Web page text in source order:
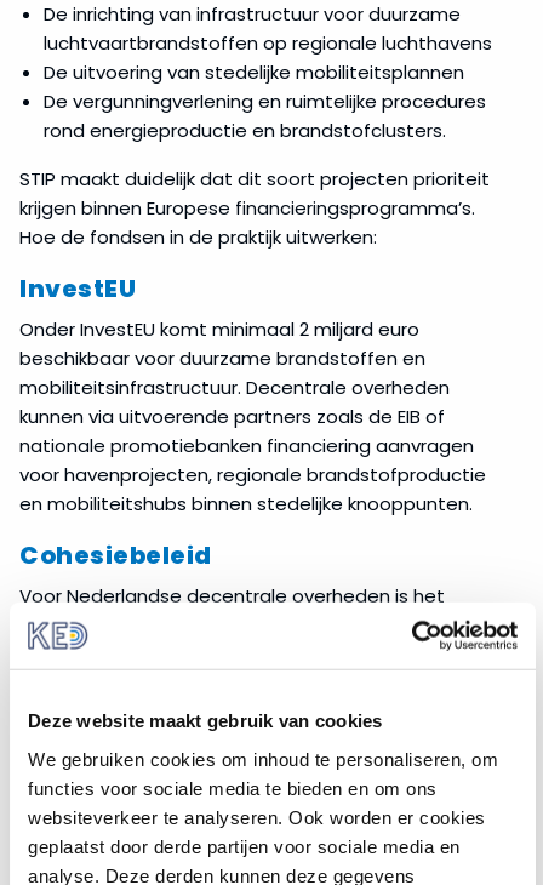
Deze website maakt gebruik van cookies
We gebruiken cookies om inhoud te personaliseren, om
functies voor sociale media te bieden en om ons
websiteverkeer te analyseren. Ook worden er cookies
geplaatst door derde partijen voor sociale media en
analyse. Deze derden kunnen deze gegevens
De inrichting van infrastructuur voor duurzame
luchtvaartbrandstoffen op regionale luchthavens
De uitvoering van stedelijke mobiliteitsplannen
De vergunningverlening en ruimtelijke procedures
rond energieproductie en brandstofclusters.
STIP maakt duidelijk dat dit soort projecten prioriteit
krijgen binnen Europese financieringsprogramma’s.
Hoe de fondsen in de praktijk uitwerken:
InvestEU
Onder InvestEU komt minimaal 2 miljard euro
beschikbaar voor duurzame brandstoffen en
mobiliteitsinfrastructuur. Decentrale overheden
kunnen via uitvoerende partners zoals de EIB of
nationale promotiebanken financiering aanvragen
voor havenprojecten, regionale brandstofproductie
en mobiliteitshubs binnen stedelijke knooppunten.
Cohesiebeleid
Voor Nederlandse decentrale overheden is het
cohesiebeleid toegankelijk via het
Europees Fonds
voor Regionale Ontwikkeling
Interreg-
ingezet voor projecten rond mobiliteit, energie-
Commissie lidstaten om deze programma’s waar
mogelijk te richten op duurzame brandstoffen. ETS-
opbrengsten (Emission Trade System; de inkomsten
uit geveilde emissierechten) kunnen daarbij